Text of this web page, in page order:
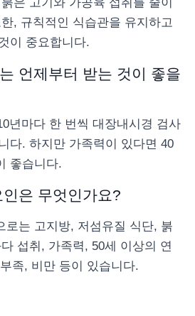
, 규칙적인 식습관을 유지하고
이 중요합니다.
언제부터 받는 것이 좋을
년마다 한 번씩 대장내시경 검사
다. 하지만 가족력이 있다면 40
좋습니다.
은 무엇인가요?
로는 고지방, 저섬유질 식단, 붉
섭취, 가족력, 50세 이상의 연
족, 비만 등이 있습니다.